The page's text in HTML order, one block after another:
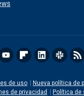
de uso
Nueva política de
de privacidad
Política de